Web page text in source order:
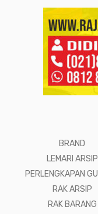
BRAND
LEMARI ARSIP
PERLENGKAPAN
RAK ARSIP
RAK BARANG